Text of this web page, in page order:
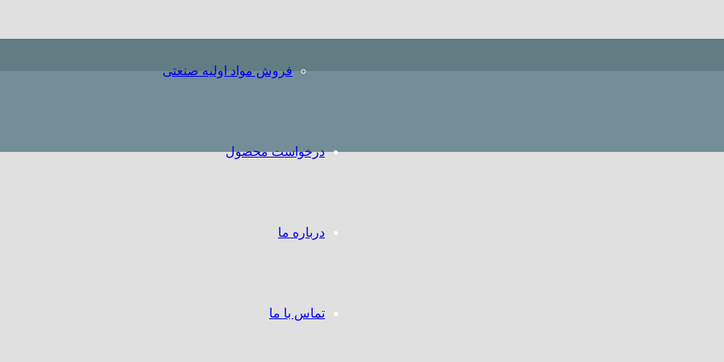
فروش مواد اولیه صنعتی
درخواست محصول
درباره ما
تماس با ما